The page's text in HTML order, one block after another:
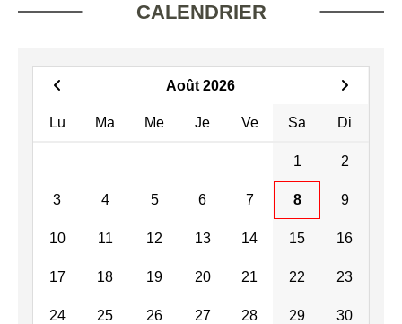
CALENDRIER
Août 2026
Lu Ma Me Je Ve Sa Di
1 2
3 4 5 6 7 8 9
10 11 12 13 14 15 16
17 18 19 20 21 22 23
24 25 26 27 28 29 30